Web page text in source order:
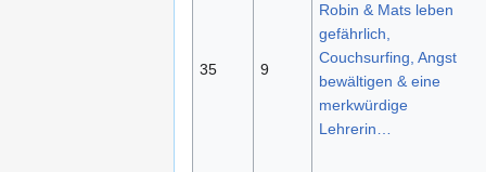
35 9
Robin & Mats leben
gefährlich,
Couchsurfing, Angst
bewältigen & eine
merkwürdige
Lehrerin…